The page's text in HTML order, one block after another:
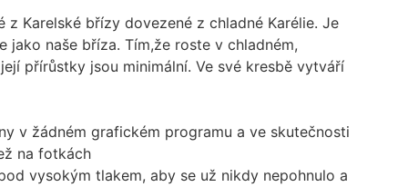
z Karelské břízy dovezené z chladné Karélie. Je
jako naše bříza. Tím,že roste v chladném,
přírůstky jsou minimální. Ve své kresbě vytváří
v žádném grafickém programu a ve skutečnosti
na fotkách
vysokým tlakem, aby se už nikdy nepohnulo a